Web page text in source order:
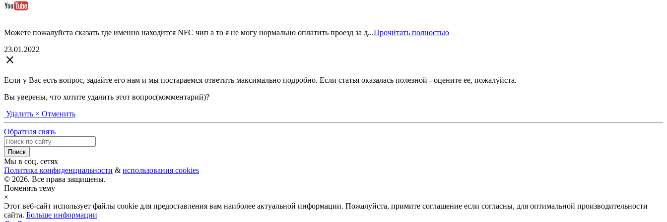
Можете пожалуйста сказать где именно находится NFC чип а то я не могу нормально оплатить проезд за д...Прочитать полностью
23.01.2022
close
Если у Вас есть вопрос, задайте его нам и мы постараемся ответить максимально подробно. Если статья оказалась полезной - оцените ее, пожалуйста.
Вы уверены, что хотите удалить этот вопрос(комментарий)?
Удалить × Отменить
Обратная связь
Мы в соц. сетях
Политика конфиденциальности & использования cookies
© 2026. Все права защищены.
Поменять тему
×
Этот веб-сайт использует файлы cookie для предоставления вам наиболее актуальной информации. Пожалуйста, примите соглашение если согласны, для оптимальной производительности
сайта. Больше информации